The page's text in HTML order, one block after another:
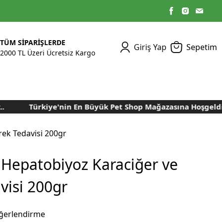
TÜM SİPARİŞLERDE
2000 TL Üzeri Ücretsiz Kargo
Giriş Yap Sepetim
Kümes Ekipmanları
Aydınlatma Sistemleri
Yem Temizleme
Makineleri
Nem Alma Makineleri
Nem ve Isı Ölçer
Cihazları
Kuluçka Malzemeleri
Öğütücüler
Kedi Yaş Mamaları
Bakım Sağlık
Tasmalar
Bakım Sağlık
Tavşan Yemleri
Türkiye'nin En Büyük Pet Shop Mağazasına
Tedavisi 200gr
Karaciğer ve
200gr